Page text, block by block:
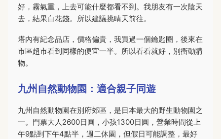
好，霧氣重，上去可能什麼都看不到。我朋友有一次陰天
去，結果白花錢。所以建議挑晴天前往。
塔內有紀念品店，價格偏貴，我買過一個鑰匙圈，後來在
市區超市看到同樣的便宜一半。所以看看就好，別衝動購
物。
九州自然動物園：適合親子同遊
九州自然動物園在別府郊區，是日本最大的野生動物園之
一。門票大人2600日圓，小孩1300日圓，營業時間從上
午9點到下午4點半，週二休園，但假日可能調整，最好